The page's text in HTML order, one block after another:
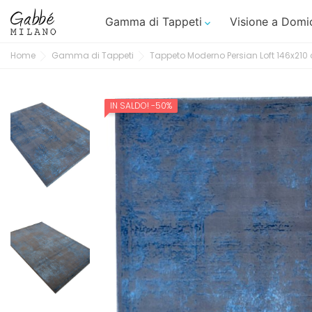
Gamma di Tappeti  Visione a
Home Gamma di Tappeti Tappeto Moderno Persian Loft 146x210
IN SALDO! -50%